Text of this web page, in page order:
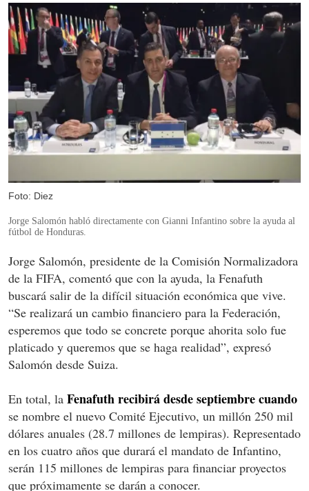
Foto: Diez
Jorge Salomón habló directamente con Gianni Infantino sobre la ayuda al
fútbol de Honduras.
Jorge Salomón, presidente de la Comisión Normalizadora
de la FIFA, comentó que con la ayuda, la Fenafuth
buscará salir de la difícil situación económica que vive.
“Se realizará un cambio financiero para la Federación,
esperemos que todo se concrete porque ahorita solo fue
platicado y queremos que se haga realidad”, expresó
Salomón desde Suiza.
En total, la Fenafuth recibirá desde septiembre cuando
se nombre el nuevo Comité Ejecutivo, un millón 250 mil
dólares anuales (28.7 millones de lempiras). Representado
en los cuatro años que durará el mandato de Infantino,
serán 115 millones de lempiras para financiar proyectos
que próximamente se darán a conocer.